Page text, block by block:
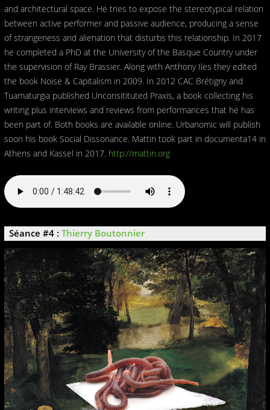
and architectural space. He tries to expose the stereotypical relation
between active performer and passive audience, producing a sense
of strangeness and alienation that disturbs this relationship. In 2017
he completed a PhD at the University of the Basque Country under
the supervision of Ray Brassier. Along with Anthony Iles they edited
the book Noise & Capitalism in 2009. In 2012 CAC Brétigny and
Tuamaturgia published Unconsitituted Praxis, a book collecting his
writing plus interviews and reviews from performances that he has
been part of. Both books are available online. Urbanomic will publish
soon his book Social Dissonance. Mattin took part in documenta14 in
Athens and Kassel in 2017. http://mattin.org
Séance #4 : Thierry Boutonnier